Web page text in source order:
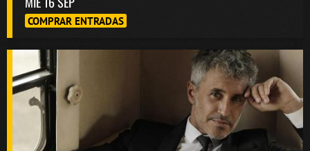
COMPRAR ENTRADAS